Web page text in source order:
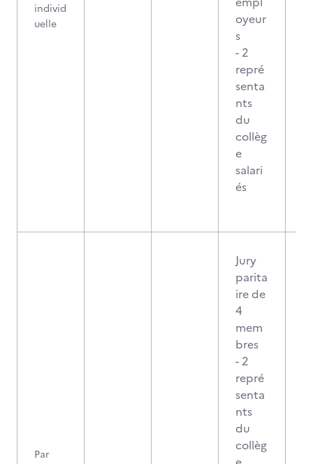
individ
uelle
oyeur
s
- 2
repré
senta
nts
du
collèg
e
salari
és
Par
Jury
parita
ire de
4
mem
bres
- 2
repré
senta
nts
du
collèg